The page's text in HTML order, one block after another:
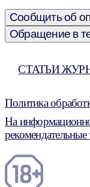
Сообщить об
Обращение в
СТАТЬИ
Политика
На